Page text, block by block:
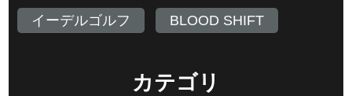
イーデルゴルフ BLOOD SHIFT
カテゴリ